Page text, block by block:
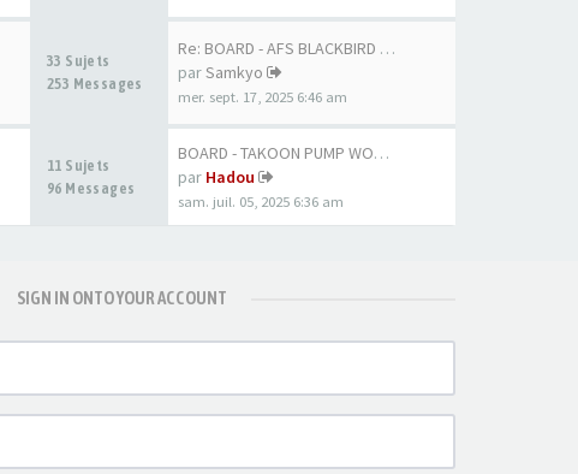
33 Sujets
253 Messages
Re: BOARD - AFS BLACKBIRD 7'6…
parSamkyo
mer. sept. 17, 2025 6:46 am
11 Sujets
96 Messages
BOARD - TAKOON PUMP WOOD 80CM
par Hadou
sam. juil. 05, 2025 6:36 am
SIGN IN ONTO YOUR ACCOUNT